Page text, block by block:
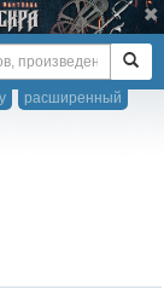
расширенный